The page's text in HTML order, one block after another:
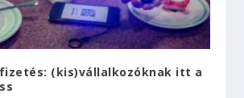
(kis)vállalkozóknak itt a